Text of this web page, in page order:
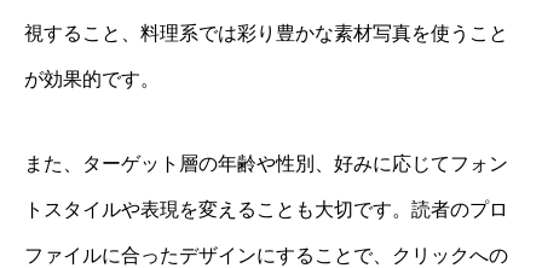
視すること、料理系では彩り豊かな素材写真を使うこと
が効果的です。
また、ターゲット層の年齢や性別、好みに応じてフォン
トスタイルや表現を変えることも大切です。読者のプロ
ファイルに合ったデザインにすることで、クリックへの